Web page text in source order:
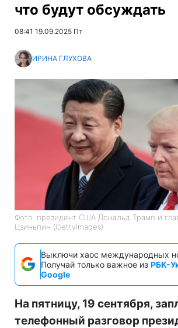
что будут обсуждать
08:41 19.09.2025 Пт
ИРИНА ГЛУХОВА
Фото: президент США Дональд Трамп и
Цзиньпин (GettyImages)
Выключи хаос международных
Получай только важное из РБК-
Google
На пятницу, 19 сентября,
телефонный разговор